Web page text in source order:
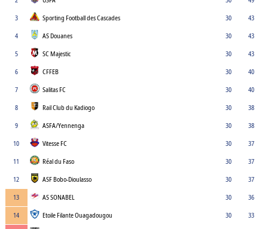
3
Sporting Football des Cascades 30
43
4
AS Douanes 30
43
5
SC Majestic 30
43
6
CFFEB 30
40
7
Salitas FC 30
40
8
Rail Club du Kadiogo 30
38
9
ASFA/Yennenga 30
38
10
Vitesse FC 30
37
11
Réal du Faso 30
37
12
ASF Bobo-Dioulasso 30
37
13
AS SONABEL 30
36
14
Etoile Filante Ouagadougou 30
33